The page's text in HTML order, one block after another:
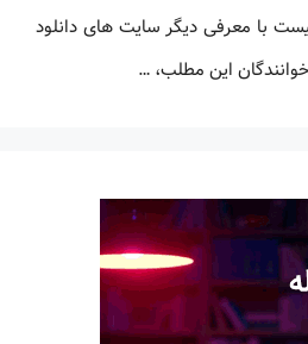
با معرفی دیگر سایت های دانلود
این مطلب، …